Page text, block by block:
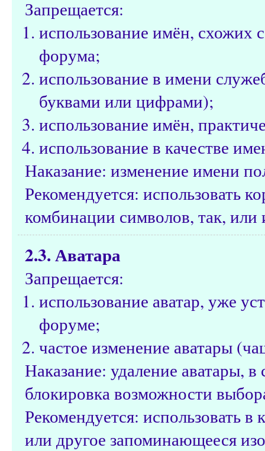
Запрещается:
использование имён, схожих
форума;
использование в имени
буквами или цифрами);
использование имён,
использование в качестве
Наказание: изменение имени
Рекомендуется: использовать
комбинации символов, так, или
2.3. Аватара
Запрещается:
использование аватар, уже
форуме;
частое изменение аватары
Наказание: удаление аватары,
блокировка возможности
Рекомендуется: использовать
или другое запоминающееся